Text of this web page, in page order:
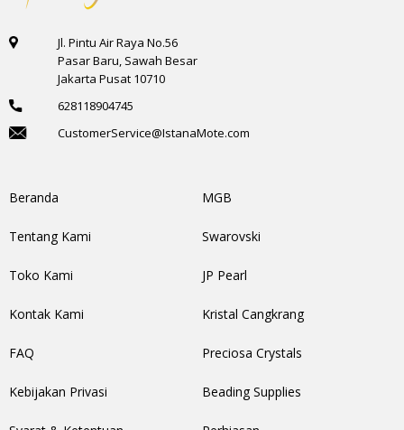
Jl. Pintu Air Raya No.56
Pasar Baru, Sawah Besar
Jakarta Pusat 10710
628118904745
CustomerService@IstanaMote.com
Beranda
Tentang Kami
Toko Kami
Kontak Kami
FAQ
Kebijakan Privasi
MGB
Swarovski
JP Pearl
Kristal Cangkrang
Preciosa Crystals
Beading Supplies